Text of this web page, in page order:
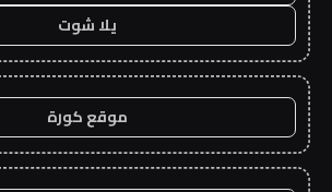
يلا شوت
موقع كورة